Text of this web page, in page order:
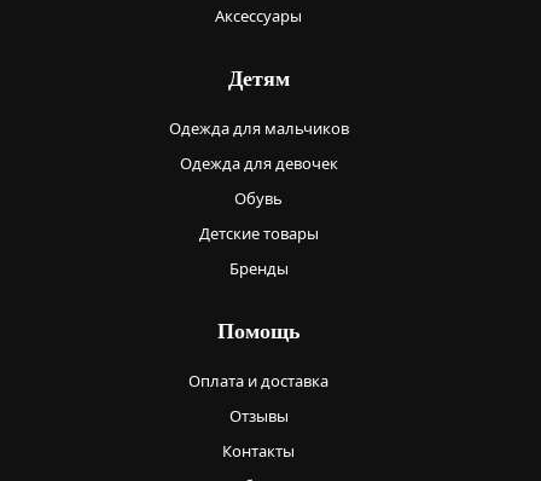
Аксессуары
Детям
Одежда для мальчиков
Одежда для девочек
Обувь
Детские товары
Бренды
Помощь
Оплата и доставка
Отзывы
Контакты